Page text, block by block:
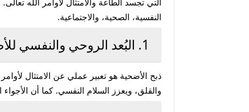
النفسية، الصحية، والاجتماعية.
1. البُعد الروحي والنفسي للأضحية
ذبح الأضحية هو تعبير عملي عن الامتثال
والقلق، ويعزز السلام النفسي. كما أن